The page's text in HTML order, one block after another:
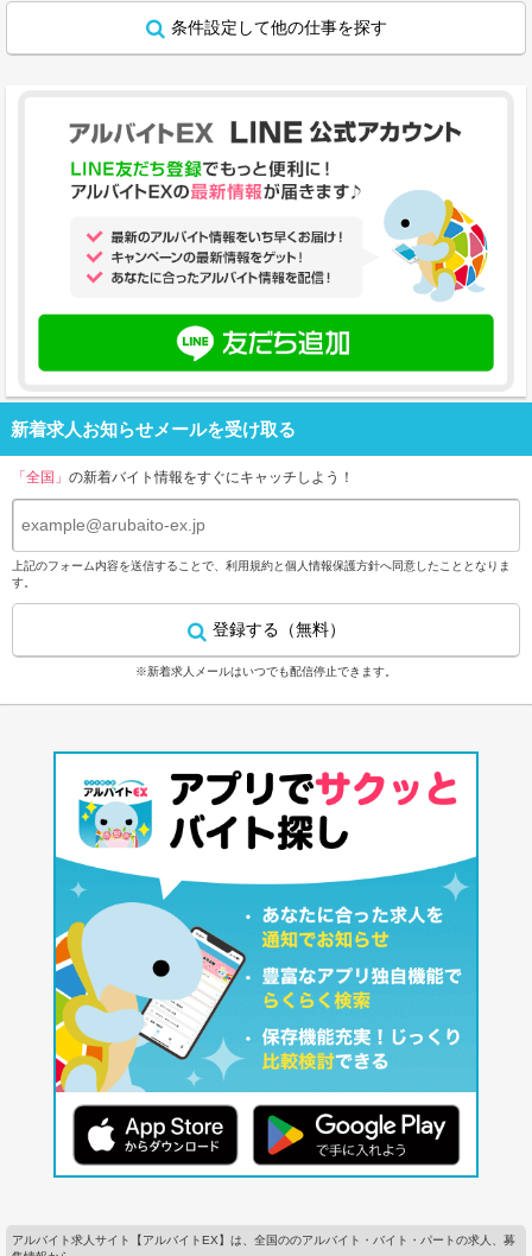
条件設定して他の仕事を探す
新着求人お知らせメールを受け取る
「全国」 の新着バイト情報をすぐにキャッチしよう！
上記のフォーム内容を送信することで、 利用規約と個人情報保護方針へ同意したこととなりま
す。
登録する（無料）
※新着求人メールはいつでも配信停止できます。
アルバイト求人サイト【アルバイトEX】は、全国ののアルバイト・バイト・パートの求人、募